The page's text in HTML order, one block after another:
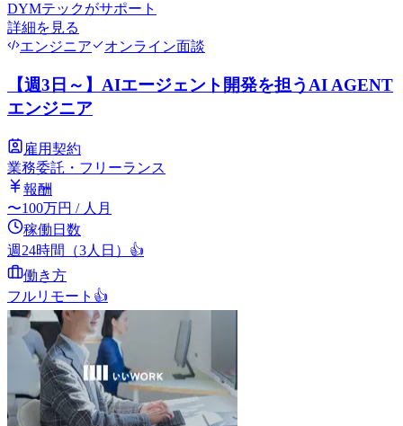
DYMテックがサポート
詳細を見る
エンジニア
オンライン面談
【週3日～】AIエージェント開発を担うAI AGENT
エンジニア
雇用契約
業務委託・フリーランス
報酬
〜100万円 / 人月
稼働日数
週24時間（3人日） 👍
働き方
フルリモート 👍